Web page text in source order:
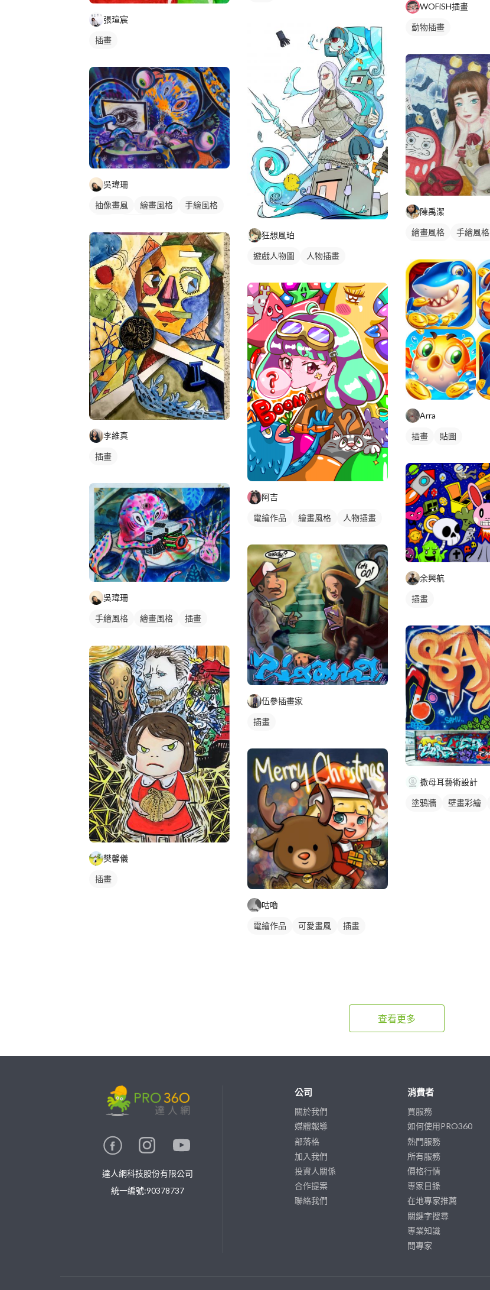
張瑄宸
插畫
吳瑋珊
抽像畫風 繪畫風格
手繪風格
李維真
插畫
吳瑋珊
手繪風格 繪畫風格
插畫
樊馨儀
插畫
狂想風珀
遊戲人物圖 人物插畫
阿吉
電繪作品 繪畫風格 人物插畫
伍參插畫家
插畫
咕嚕
電繪作品 可愛畫風 插畫
WOFiSH插畫
動物插畫
陳禹潔
繪畫風格 手繪風格
Arra
插畫 貼圖
余興航
插畫
撒母耳藝術設計
塗鴉牆 壁畫彩繪
查看更多
達人網科技股份有限公司
統一編號:90378737
公司
關於我們
媒體報導
部落格
加入我們
投資人關係
合作提案
聯絡我們
消費者
買服務
如何使用PRO360
熱門服務
所有服務
價格行情
專家目錄
在地專家推薦
關鍵字搜尋
專業知識
問專家